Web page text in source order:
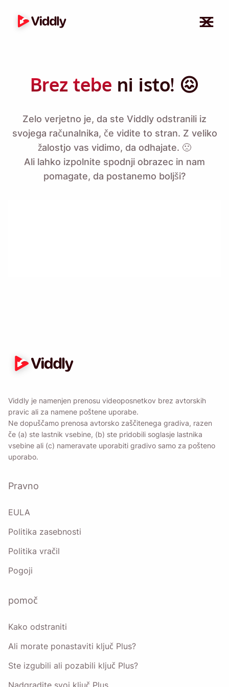
Brez tebe ni isto! 😖
Zelo verjetno je, da ste Viddly odstranili iz
svojega računalnika, če vidite to stran. Z veliko
žalostjo vas vidimo, da odhajate. 🙁
Ali lahko izpolnite spodnji obrazec in nam
pomagate, da postanemo boljši?
Viddly je namenjen prenosu videoposnetkov brez avtorskih
pravic ali za namene poštene uporabe.
Ne dopuščamo prenosa avtorsko zaščitenega gradiva, razen
če (a) ste lastnik vsebine, (b) ste pridobili soglasje lastnika
vsebine ali (c) nameravate uporabiti gradivo samo za pošteno
uporabo.
Pravno
EULA
Politika zasebnosti
Politika vračil
Pogoji
pomoč
Kako odstraniti
Ali morate ponastaviti ključ Plus?
Ste izgubili ali pozabili ključ Plus?
Nadgradite svoj ključ Plus
Name
Email
Če izberete to možnost, se strinjate z našimpravilnikom o
zasebnosti